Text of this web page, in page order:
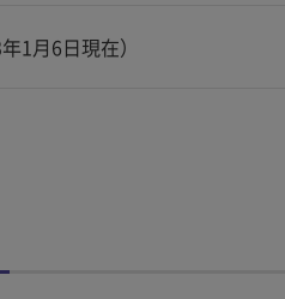
1月6日現在）